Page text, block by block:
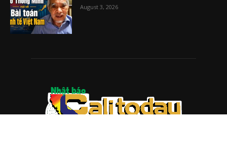
August 3, 2026